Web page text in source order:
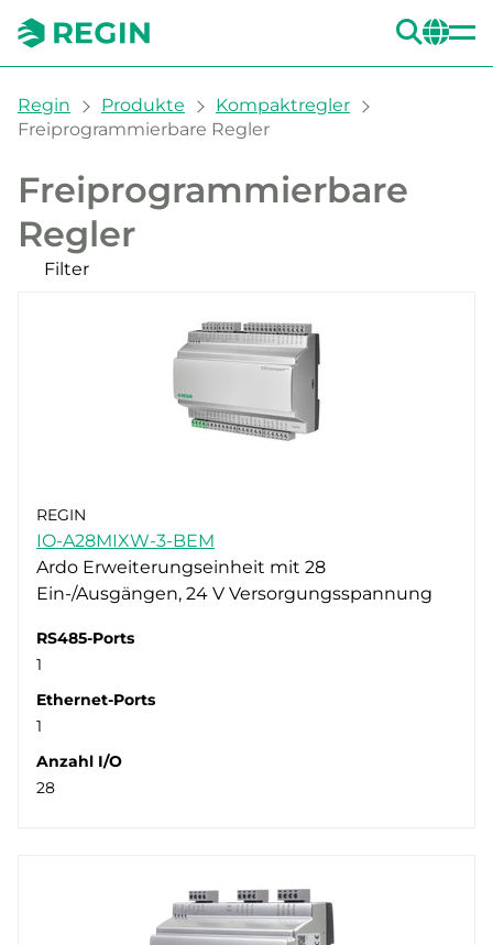
You are here:
Regin Produkte
Kompaktregler
Freiprogrammierbare Regler
Freiprogrammierbare
Regler
Filter
Erweiterungsmodule
Versorgungsspannung
24V AC (7)
24V DC (2)
Schaltschrank (1)
Wand (1)
Unterstützte Protokolle
BACnet (3)
Modbus (3)
Schnittstellentyp
Ethernet (3)
REGIN
IO-A28MIXW-3-BEM
Ardo Erweiterungseinheit mit 28
Ein-/Ausgängen, 24 V Versorgungsspannung
RS485-Ports
1
Ethernet-Ports
1
Anzahl I/O
28